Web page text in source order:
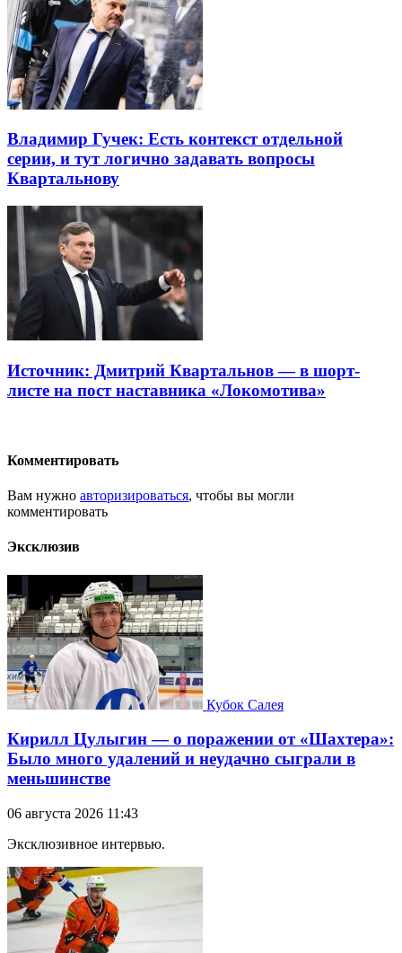
Владимир Гучек: Есть контекст отдельной
серии, и тут логично задавать вопросы
Квартальнову
Источник: Дмитрий Квартальнов — в шорт-
листе на пост наставника «Локомотива»
Комментировать
Вам нужно авторизироваться, чтобы вы могли
комментировать
Эксклюзив
Кубок Салея
Кирилл Цулыгин — о поражении от «Шахтера»:
Было много удалений и неудачно сыграли в
меньшинстве
06 августа 2026 11:43
Эксклюзивное интервью.